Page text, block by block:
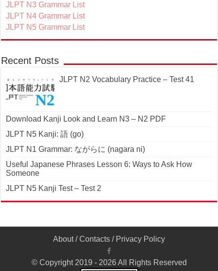
JLPT N3 Grammar List
JLPT N4 Grammar List
JLPT N5 Grammar List
Recent Posts
JLPT N2 Vocabulary Practice – Test 41
Download Kanji Look and Learn N3 – N2 PDF
JLPT N5 Kanji: 語 (go)
JLPT N1 Grammar: ながらに (nagara ni)
Useful Japanese Phrases Lesson 6: Ways to Ask How
Someone
JLPT N5 Kanji Test – Test 2
About/Contacts / Privacy Policy
© Copyright 2019 - 2026 All Rights Reserved